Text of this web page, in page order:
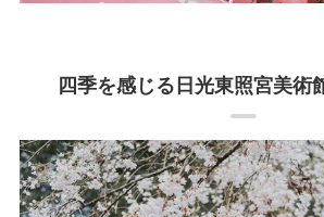
四季を感じる日光東照宮美術